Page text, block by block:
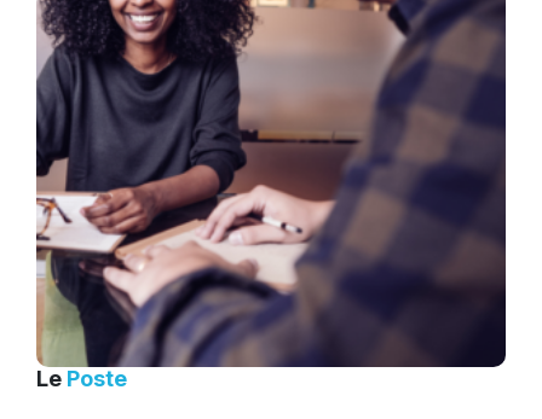
Le Poste